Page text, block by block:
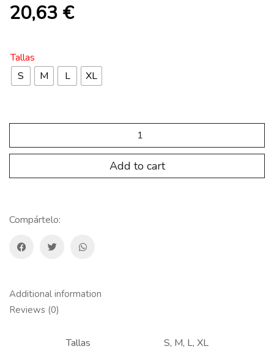
20,63 €
Tallas
S
M L XL
Short
quantity
Add to cart
Compártelo:
Additional information
Reviews (0)
Tallas S, M, L, XL